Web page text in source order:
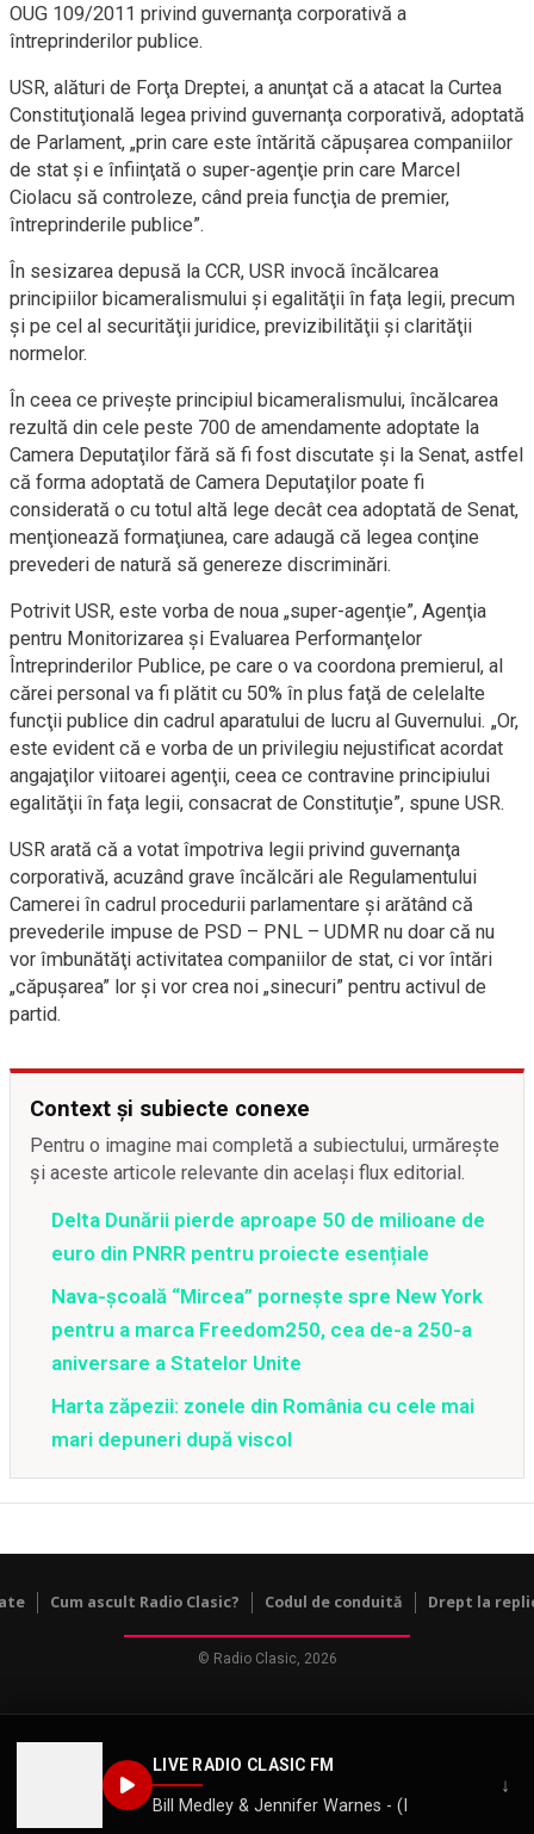
LIVE RADIO CLASIC FM
Bill Medley & Jennifer Warnes - (I
↓
OUG 109/2011 privind guvernanţa corporativă a
întreprinderilor publice.
USR, alături de Forţa Dreptei, a anunţat că a atacat la Curtea
Constituţională legea privind guvernanţa corporativă, adoptată
de Parlament, „prin care este întărită căpuşarea companiilor
de stat şi e înfiinţată o super-agenţie prin care Marcel
Ciolacu să controleze, când preia funcţia de premier,
întreprinderile publice”.
În sesizarea depusă la CCR, USR invocă încălcarea
principiilor bicameralismului şi egalităţii în faţa legii, precum
şi pe cel al securităţii juridice, previzibilităţii şi clarităţii
normelor.
În ceea ce priveşte principiul bicameralismului, încălcarea
rezultă din cele peste 700 de amendamente adoptate la
Camera Deputaţilor fără să fi fost discutate şi la Senat, astfel
că forma adoptată de Camera Deputaţilor poate fi
considerată o cu totul altă lege decât cea adoptată de Senat,
menţionează formaţiunea, care adaugă că legea conţine
prevederi de natură să genereze discriminări.
Potrivit USR, este vorba de noua „super-agenţie”, Agenţia
pentru Monitorizarea şi Evaluarea Performanţelor
Întreprinderilor Publice, pe care o va coordona premierul, al
cărei personal va fi plătit cu 50% în plus faţă de celelalte
funcţii publice din cadrul aparatului de lucru al Guvernului. „Or,
este evident că e vorba de un privilegiu nejustificat acordat
angajaţilor viitoarei agenţii, ceea ce contravine principiului
egalităţii în faţa legii, consacrat de Constituţie”, spune USR.
USR arată că a votat împotriva legii privind guvernanţa
corporativă, acuzând grave încălcări ale Regulamentului
Camerei în cadrul procedurii parlamentare şi arătând că
prevederile impuse de PSD – PNL – UDMR nu doar că nu
vor îmbunătăţi activitatea companiilor de stat, ci vor întări
„căpuşarea” lor şi vor crea noi „sinecuri” pentru activul de
partid.
Context și subiecte conexe
Pentru o imagine mai completă a subiectului, urmărește
și aceste articole relevante din același flux editorial.
Delta Dunării pierde aproape 50 de milioane de
euro din PNRR pentru proiecte esențiale
Nava-școală “Mircea” pornește spre New York
pentru a marca Freedom250, cea de-a 250-a
aniversare a Statelor Unite
Harta zăpezii: zonele din România cu cele mai
mari depuneri după viscol
Cum ascult Radio Clasic? Codul de conduită Drept la
© Radio Clasic, 2026